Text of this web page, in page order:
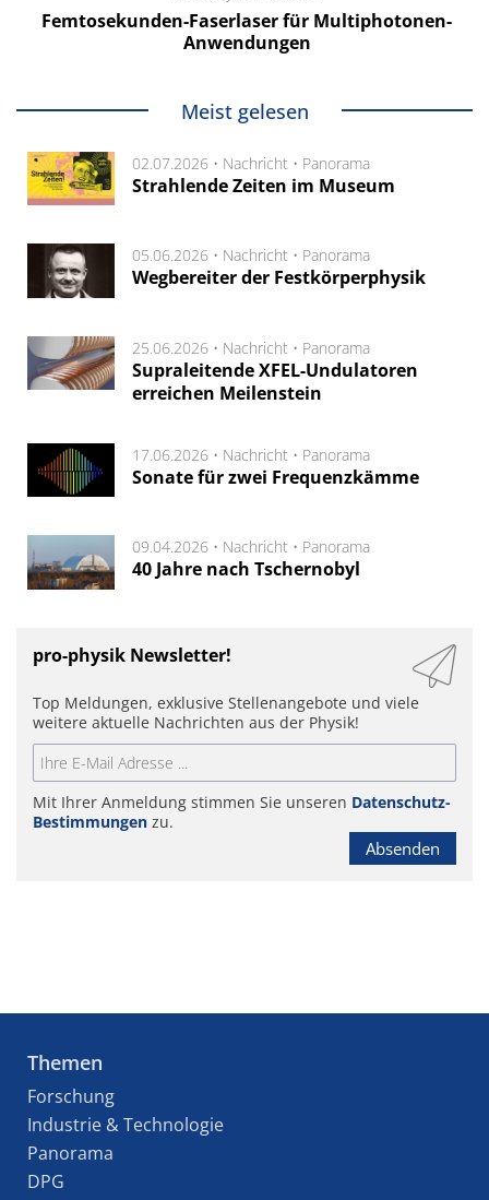
Femtosekunden-Faserlaser für Multiphotonen-
Anwendungen
Meist gelesen
02.07.2026 • Nachricht • Panorama
Strahlende Zeiten im Museum
05.06.2026 • Nachricht • Panorama
Wegbereiter der Festkörperphysik
25.06.2026 • Nachricht • Panorama
Supraleitende XFEL-Undulatoren
erreichen Meilenstein
17.06.2026 • Nachricht • Panorama
Sonate für zwei Frequenzkämme
09.04.2026 • Nachricht • Panorama
40 Jahre nach Tschernobyl
pro-physik Newsletter!
Top Meldungen, exklusive Stellenangebote und viele
weitere aktuelle Nachrichten aus der Physik!
Mit Ihrer Anmeldung stimmen Sie unseren Datenschutz-
Bestimmungen zu.
Absenden
Themen
Forschung
Industrie & Technologie
Panorama
DPG